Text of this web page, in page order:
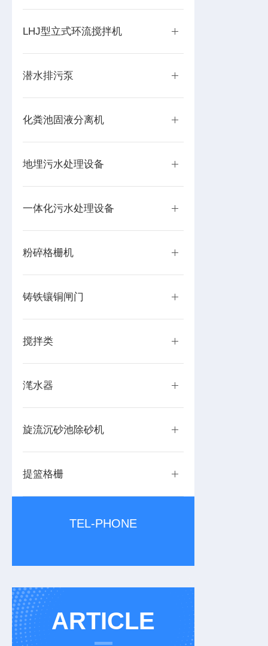
LHJ型立式环流搅拌机
潜水排污泵
化粪池固液分离机
地埋污水处理设备
一体化污水处理设备
粉碎格栅机
铸铁镶铜闸门
搅拌类
滗水器
旋流沉砂池除砂机
提篮格栅
TEL-PHONE
ARTICLE